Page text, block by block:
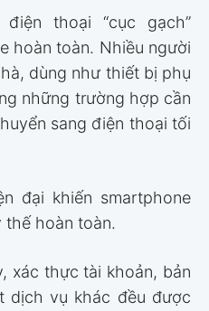
thoại “cục gạch”
hoàn toàn. Nhiều người
dùng như thiết bị phụ
những trường hợp cần
sang điện thoại tối
đại khiến smartphone
hoàn toàn.
xác thực tài khoản, bản
dịch vụ khác đều được